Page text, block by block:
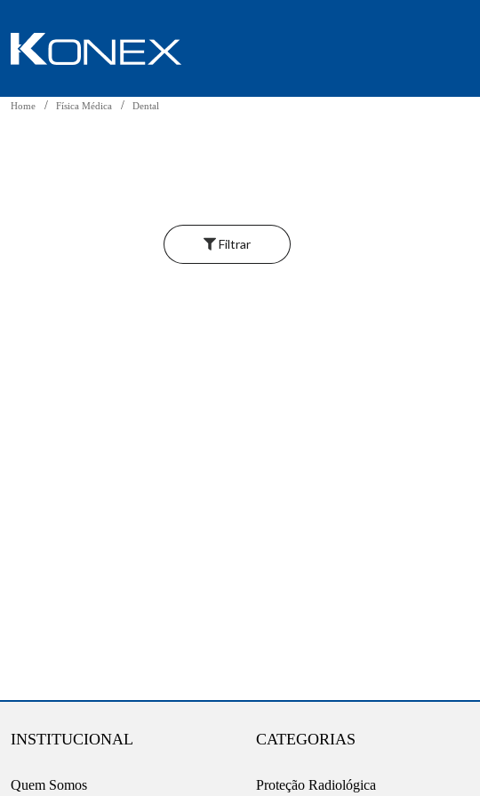
Home Física Médica Dental
Filtrar
INSTITUCIONAL
Quem Somos
CATEGORIAS
Proteção Radiológica